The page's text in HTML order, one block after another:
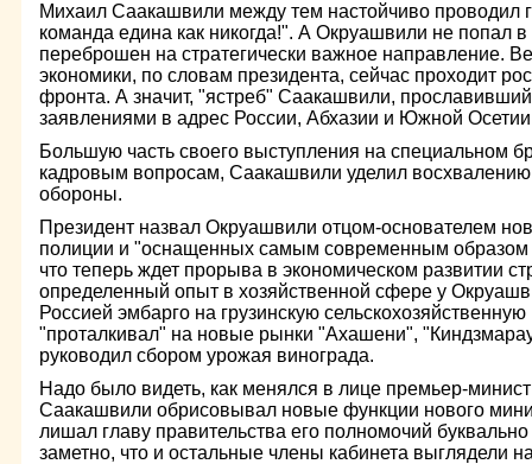
Михаил Саакашвили между тем настойчиво проводил
команда едина как никогда!". А Окруашвили не попал в
переброшен на стратегически важное направление.
экономики, по словам президента, сейчас проходит
фронта. А значит, "ястреб" Саакашвили,
заявлениями в адрес России, Абхазии и Южной
Большую часть своего выступления на специальном
кадровым вопросам, Саакашвили уделил восхвалению
обороны.
Президент назвал Окруашвили отцом-основателем
полиции и "оснащенных самым современным образом
что теперь ждет прорыва в экономическом развитии
определенный опыт в хозяйственной сфере у
Россией эмбарго на грузинскую
"проталкивал" на новые рынки "Ахашени",
руководил сбором урожая винограда.
Надо было видеть, как менялся в лице премьер-
Саакашвили обрисовывал новые функции нового
лишал главу правительства его полномочий
заметно, что и остальные члены кабинета выглядели